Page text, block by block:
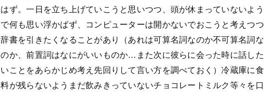
はず。一日を立ち上げていこうと思いつつ、頭が休まっていないよう
で何も思い浮かばず、コンピューターは開かないでおこうと考えつつ
辞書を引きたくなることがあり（あれは可算名詞なのか不可算名詞な
のか、前置詞はなにがいいものか…また次に彼らに会った時に話した
いことをあらかじめ考え先回りして言い方を調べておく）冷蔵庫に食
料が残らないようまだ飲みきっていないチョコレートミルク等々を口